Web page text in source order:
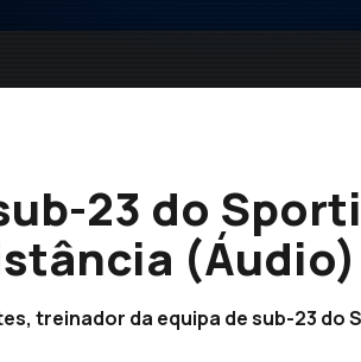
23 do
(Áudio)
treinador da equipa de sub-23